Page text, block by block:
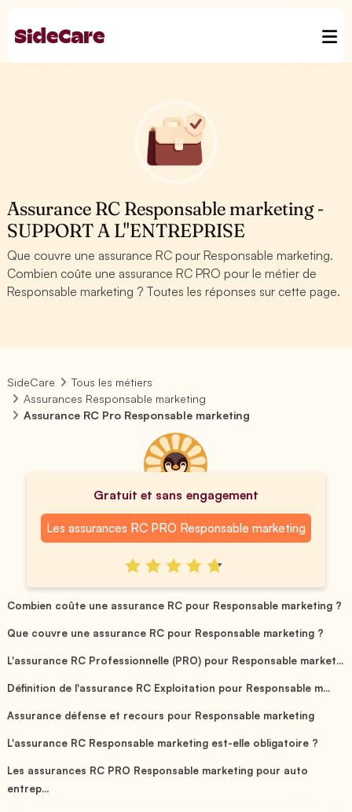
Assurance RC Responsable marketing -
SUPPORT A L''ENTREPRISE
Que couvre une assurance RC pour Responsable marketing.
Combien coûte une assurance RC PRO pour le métier de
Responsable marketing ? Toutes les réponses sur cette page.
SideCare
Tous les métiers
Assurances Responsable marketing
Assurance RC Pro Responsable marketing
Gratuit et sans engagement
Les assurances RC PRO Responsable marketing
Combien coûte une assurance RC pour Responsable marketing ?
Que couvre une assurance RC pour Responsable marketing ?
L'assurance RC Professionnelle (PRO) pour Responsable market...
Définition de l'assurance RC Exploitation pour Responsable m...
Assurance défense et recours pour Responsable marketing
L'assurance RC Responsable marketing est-elle obligatoire ?
Les assurances RC PRO Responsable marketing pour auto
entrep...